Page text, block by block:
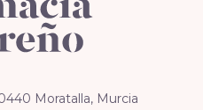
Moratalla, Murcia